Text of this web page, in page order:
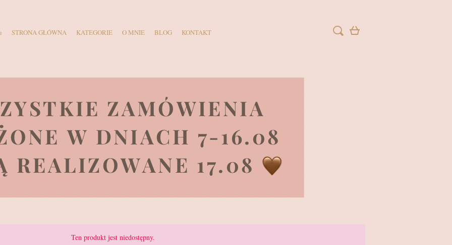
STRONA GŁÓWNA KATEGORIE O MNIE BLOG KONTAKT
Ten produkt jest niedostępny.